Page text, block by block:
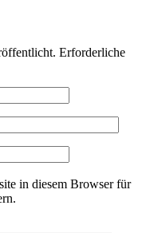
Erforderliche
in diesem Browser für